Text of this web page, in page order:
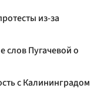
из-за
слов Пугачевой о
с Калининградом